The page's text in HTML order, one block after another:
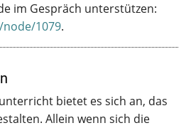
im Gespräch unterstützen:
1079.
bietet es sich an, das
Allein wenn sich die